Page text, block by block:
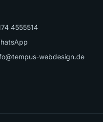
4555514
webdesign.de